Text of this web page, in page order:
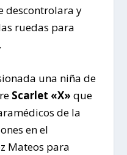
descontrolara y
ruedas para
una niña de
Scarlet «X» que
de la
en el
Mateos para